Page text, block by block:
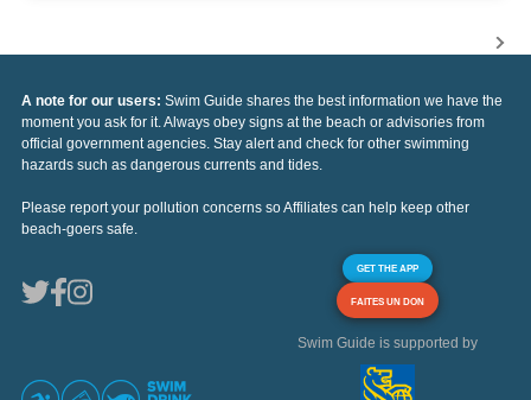
A note for our users: Swim Guide shares the best information we have the
moment you ask for it. Always obey signs at the beach or advisories from
official government agencies. Stay alert and check for other swimming
hazards such as dangerous currents and tides.
Please report your pollution concerns so Affiliates can help keep other
beach-goers safe.
GET THE APP
FAITES UN DON
Swim Guide is supported by